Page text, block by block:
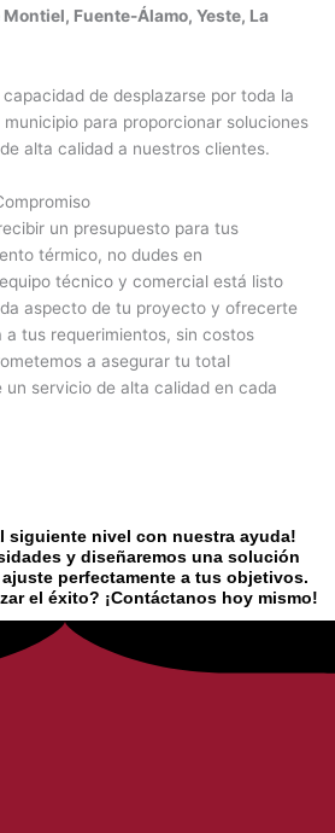
Fuente-Álamo, Yeste, La
de desplazarse por toda la
para proporcionar soluciones
alta calidad a nuestros clientes.
un presupuesto para tus
térmico, no dudes en
técnico y comercial está listo
aspecto de tu proyecto y ofrecerte
a tus requerimientos, sin costos
a asegurar tu total
servicio de alta calidad en cada
siguiente nivel con nuestra ayuda!
y diseñaremos una solución
perfectamente a tus objetivos.
el éxito? ¡Contáctanos hoy mismo!